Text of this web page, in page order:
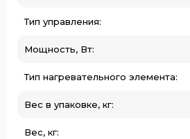
Тип управления:
Мощность, Вт:
Тип нагревательного элемента:
Вес в упаковке, кг:
Вес, кг: